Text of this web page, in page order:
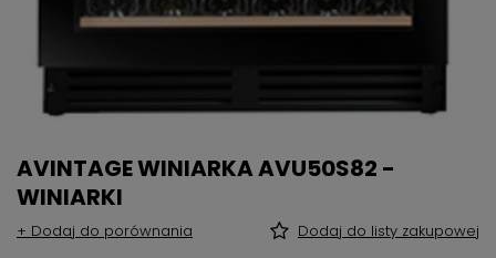
AVINTAGE WINIARKA AVU50S82 -
WINIARKI
+ Dodaj do porównania
Dodaj do listy zakupowej